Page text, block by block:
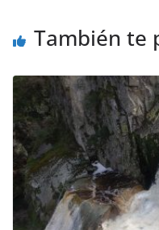
k
También te